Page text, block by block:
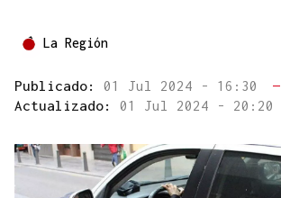
La Región
Publicado: 01 Jul 2024 - 16:30
—
Actualizado: 01 Jul 2024 - 20:20